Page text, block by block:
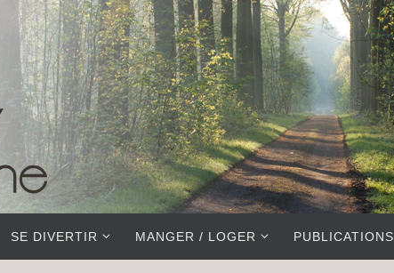
SE DIVERTIR MANGER / LOGER PUBLICATIONS